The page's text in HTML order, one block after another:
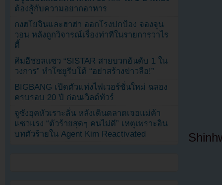
ต้องสู้กับความอยากอาหาร
กงฮโยจินและฮาฮ่า ออกโรงปกป้อง จองจุน
วอน หลังถูกวิจารณ์เรื่องท่าทีในรายการวาไร
ตี้
คิมฮีชอลแซว “SISTAR สายบวกอันดับ 1 ใน
วงการ” ทำโซยูรีบโต้ “อย่าสร้างข่าวลือ!”
BIGBANG เปิดตัวแท่งไฟเวอร์ชั่นใหม่ ฉลอง
ครบรอบ 20 ปี ก่อนเวิลด์ทัวร์
จูซังอุคหัวเราะลั่น หลังเดินตลาดเจอแม่ค้า
แซวแรง “ตัวร้ายสุดๆ คนไม่ดี” เหตุเพราะอิน
บทตัวร้ายใน Agent Kim Reactivated